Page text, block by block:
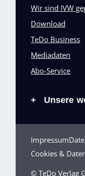
Wir sind IVW
Download
TeDo Business
Mediadaten
Abo-Service
+ Unsere
Impressum
Cookies &
© TeDo Verlag